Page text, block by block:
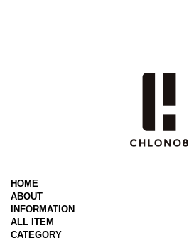
HOME
ABOUT
INFORMATION
ALL ITEM
CATEGORY